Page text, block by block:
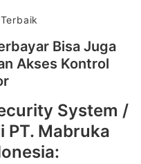
Bisa Juga
Akses Kontrol
System /
PT. Mabruka